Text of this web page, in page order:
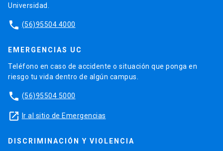
Universidad.
phone (56)95504 4000
EMERGENCIAS UC
Teléfono en caso de accidente o situación que ponga en
riesgo tu vida dentro de algún campus.
phone (56)95504 5000
launch Ir al sitio de Emergencias
DISCRIMINACIÓN Y VIOLENCIA